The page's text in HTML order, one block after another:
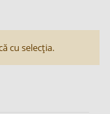
cu selecția.